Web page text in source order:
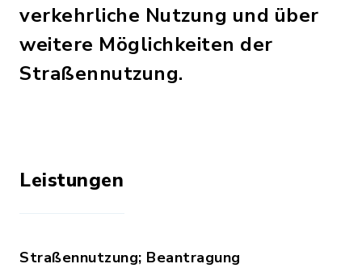
verkehrliche Nutzung und über
weitere Möglichkeiten der
Straßennutzung.
Leistungen
Straßennutzung; Beantragung